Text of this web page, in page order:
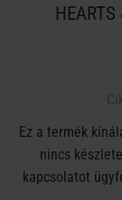
Ez a termék
nincs
kapcsolatot